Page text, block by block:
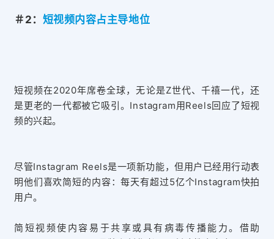
＃2： 短视频内容占主导地位
短视频在2020年席卷全球，无论是Z世代、千禧一代，还
是更老的一代都被它吸引。Instagram用Reels回应了短视
频的兴起。
尽管Instagram Reels是一项新功能，但用户已经用行动表
明他们喜欢简短的内容：每天有超过5亿个Instagram快拍
用户。
简短视频使内容易于共享或具有病毒传播能力。借助